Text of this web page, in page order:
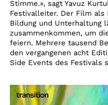
Stimme.», sagt Yavuz
Festivalleiter. Der Film
Bildung und Unterhaltung
zusammenkommen, um
feiern. Mehrere tausend
den vergangenen acht
Side Events des Festivals